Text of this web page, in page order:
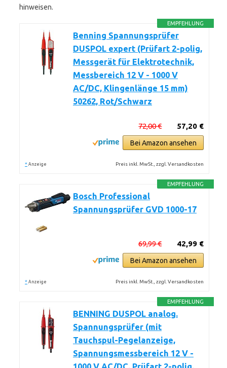
hinweisen.
EMPFEHLUNG
Benning Spannungsprüfer
DUSPOL expert (Prüfart 2-polig,
Messgerät für Elektrotechnik,
Messbereich 12 V - 1000 V
AC/DC, Klingenlänge 15 mm)
50262, Rot/Schwarz
57,20 €
72,00 €
Bei Amazon ansehen
* Anzeige Preis inkl. MwSt., zzgl. Versandkosten
EMPFEHLUNG
Bosch Professional
Spannungsprüfer GVD 1000-17
42,99 €
69,99 €
Bei Amazon ansehen
* Anzeige Preis inkl. MwSt., zzgl. Versandkosten
EMPFEHLUNG
BENNING DUSPOL analog.
Spannungsprüfer (mit
Tauchspul-Pegelanzeige,
Spannungsmessbereich 12 V -